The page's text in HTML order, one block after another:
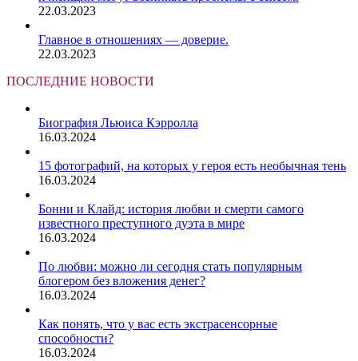
22.03.2023
Главное в отношениях — доверие.
22.03.2023
ПОСЛЕДНИЕ НОВОСТИ
Биография Льюиса Кэрролла
16.03.2024
15 фотографий, на которых у героя есть необычная тень
16.03.2024
Бонни и Клайд: история любви и смерти самого
известного преступного дуэта в мире
16.03.2024
По любви: можно ли сегодня стать популярным
блогером без вложения денег?
16.03.2024
Как понять, что у вас есть экстрасенсорные
способности?
16.03.2024